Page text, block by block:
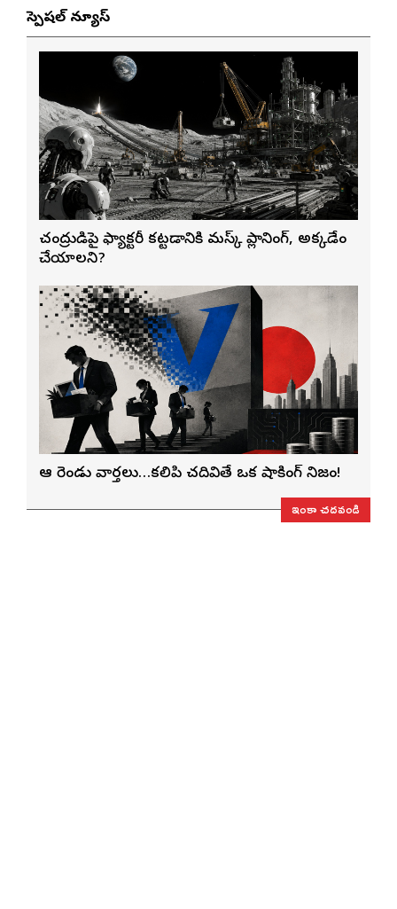
స్పెషల్ న్యూస్
చంద్రుడిపై ఫ్యాక్టరీ కట్టడానికి మస్క్ ప్లానింగ్, అక్కడేం
చేయాలని?
ఆ రెండు వార్తలు…కలిపి చదివితే ఒక షాకింగ్ నిజం!
ఇంకా చదవండి